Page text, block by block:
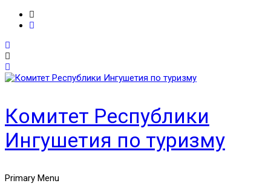
Комитет Республики
Ингушетия по туризму
Primary Menu